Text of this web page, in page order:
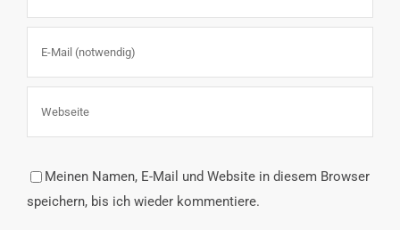
Meinen Namen, E-Mail und Website in diesem Browser
speichern, bis ich wieder kommentiere.